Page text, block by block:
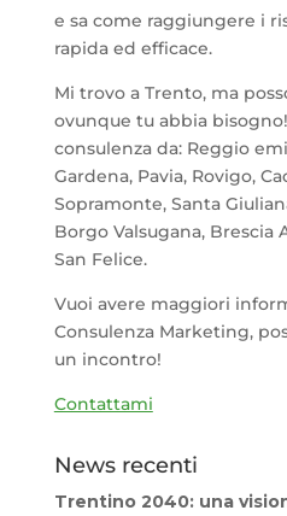
e sa come raggiungere i
rapida ed efficace.
Mi trovo a Trento, ma
ovunque tu abbia
consulenza da: Reggio
Gardena, Pavia, Rovigo,
Sopramonte, Santa
Borgo Valsugana, Brescia
San Felice.
Vuoi avere maggiori
Consulenza Marketing,
un incontro!
Contattami
News recenti
Trentino 2040: una